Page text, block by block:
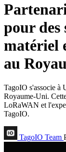
pour des
matériel
au
TagoIO s'associe à
Royaume-Uni.
LoRaWAN et
TagoIO.
TagoIO Team